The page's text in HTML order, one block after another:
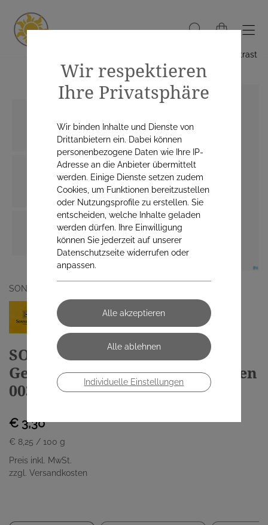
Hoher Kontrast
SONNENTOR KRAEUTERHANDELSGMBH
SONNENTOR
Gewürzmischung/bio Lebkuchen
00361 40g
€ 3,30
€ 8,25 / 100 g
Preis inkl. MwSt.
zzgl. Versandkosten
Wir respektieren
Ihre Privatsphäre
Wir binden Inhalte und Dienste von
Drittanbietern ein. Dabei können
personenbezogene Daten wie Ihre IP-
Adresse an die Anbieter übermittelt
werden. Einige Dienste setzen zudem
Cookies, um Funktionen bereitzustellen
oder Nutzungsprofile zu erstellen. Sie
entscheiden, welche Inhalte geladen
werden dürfen. Ihre Einwilligung
können Sie jederzeit auf unserer
Datenschutzseite widerrufen oder
anpassen.
Individuelle Einstellungen